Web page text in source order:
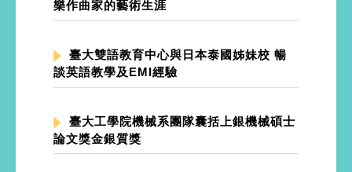
樂作曲家的藝術生涯
臺大雙語教育中心與日本泰國姊妹校 暢
談英語教學及EMI經驗
臺大工學院機械系團隊囊括上銀機械碩士
論文獎金銀質獎